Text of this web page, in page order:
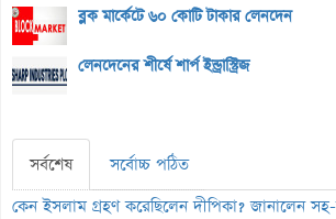
ব্লক মার্কেটে ৬০ কোটি টাকার লেনদেন
লেনদেনের শীর্ষে শার্প ইন্ড্রাস্ট্রিজ
সর্বশেষ
সর্বোচ্চ পঠিত
কেন ইসলাম গ্রহণ করেছিলেন দীপিকা? জানালেন সহ-